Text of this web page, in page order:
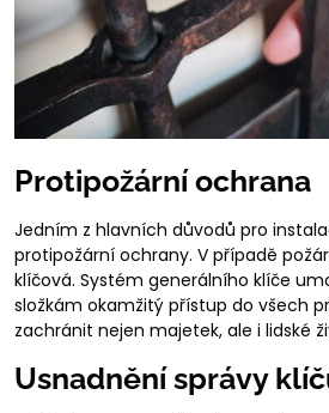
Protipožární ochrana
Jedním z hlavních důvodů pro
protipožární ochrany. V případě
klíčová. Systém generálního klíče
složkám okamžitý přístup do všech
zachránit nejen majetek, ale i lidské
Usnadnění správy